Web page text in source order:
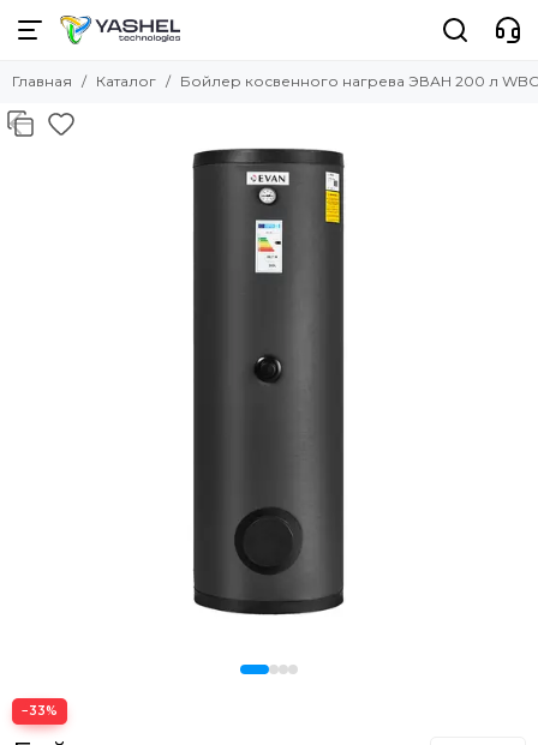
Главная Каталог Бойлер косвенного нагрева ЭВАН 200 л
−33%